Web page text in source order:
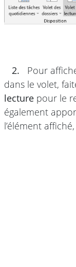
2.
Pour
dans le volet,
lecture pour le
également
l’élément